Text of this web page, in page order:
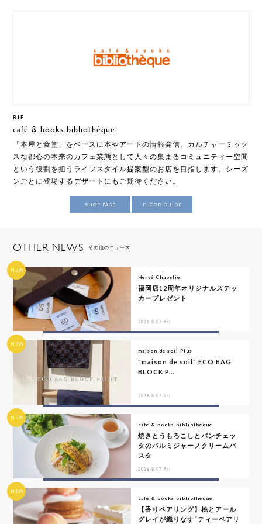
B1F
café & books bibliothèque
「本屋と食堂」をベースに本やアートの情報発信。カルチャーミック
スな都心の本来のカフェ業態として人々の集まるコミュニティー空間
という役割を担うライフスタイル提案型のお店を目指します。シーズ
ンごとに登場するデザートにもご期待ください。
SHOP PAGE FLOOR GUIDE
OTHER NEWS その他のニュース
NEW
Hervé Chapelier
福岡店12周年オリジナルステッ
カープレゼント
2026.8.07 Fri
NEW
maison de soil Plus
"maison de soil" ECO BAG
BLOCK P...
2026.8.07 Fri
NEW
café & books bibliothèque
焼きとうもろこしとパンチェッ
タのパルミジャーノクリームパ
スタ
2026.8.07 Fri
NEW
café & books bibliothèque
【香りペアリング】桃とアール
グレイが織りなす“ティーペアリ